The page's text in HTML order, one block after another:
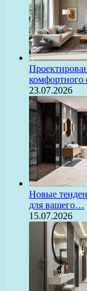
23.07.2026
Новые
для вашего…
15.07.2026